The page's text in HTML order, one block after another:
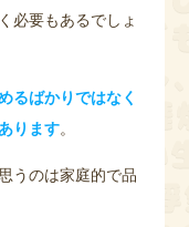
必要もあるでしょ
るばかりではなく
ります。
うのは家庭的で品